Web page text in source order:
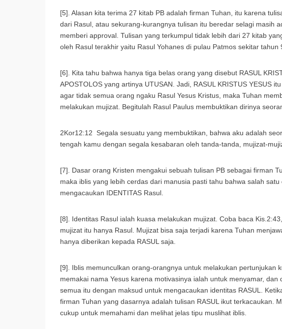
[5]. Alasan kita terima 27 kitab PB adalah firman Tuhan, itu karena
dari Rasul, atau sekurang-kurangnya tulisan itu beredar selagi masih
memberi approval. Tulisan yang terkumpul tidak lebih dari 27 kitab
oleh Rasul terakhir yaitu Rasul Yohanes di pulau Patmos sekitar tahun
[6]. Kita tahu bahwa hanya tiga belas orang yang disebut RASUL
APOSTOLOS yang artinya UTUSAN. Jadi, RASUL KRISTUS YESUS
agar tidak semua orang ngaku Rasul Yesus Kristus, maka Tuhan
melakukan mujizat. Begitulah Rasul Paulus membuktikan dirinya
2Kor12:12 Segala sesuatu yang membuktikan, bahwa aku adalah
tengah kamu dengan segala kesabaran oleh tanda-tanda, mujizat-
[7]. Dasar orang Kristen mengakui sebuah tulisan PB sebagai firman
maka iblis yang lebih cerdas dari manusia pasti tahu bahwa salah
mengacaukan IDENTITAS Rasul.
[8]. Identitas Rasul ialah kuasa melakukan mujizat. Coba baca
mujizat itu hanya Rasul. Mujizat bisa saja terjadi karena Tuhan
hanya diberikan kepada RASUL saja.
[9]. Iblis memunculkan orang-orangnya untuk melakukan pertunjukan
memakai nama Yesus karena motivasinya ialah untuk menyamar,
semua itu dengan maksud untuk mengacaukan identitas RASUL.
firman Tuhan yang dasarnya adalah tulisan RASUL ikut terkacaukan.
cukup untuk memahami dan melihat jelas tipu muslihat iblis.